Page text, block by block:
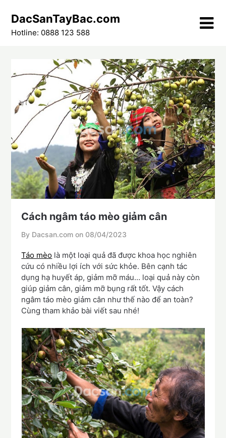
content
DacSanTayBac.com
Hotline: 0888 123 588
Cách ngâm táo mèo giảm cân
By Dacsan.com on 08/04/2023
Táo mèo là một loại quả đã được khoa học nghiên
cứu có nhiều lợi ích với sức khỏe. Bên cạnh tác
dụng hạ huyết áp, giảm mỡ máu… loại quả này còn
giúp giảm cân, giảm mỡ bụng rất tốt. Vậy cách
ngâm táo mèo giảm cân như thế nào để an toàn?
Cùng tham khảo bài viết sau nhé!